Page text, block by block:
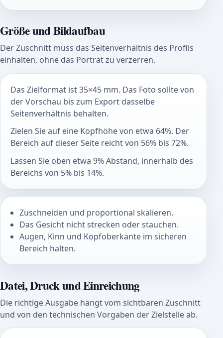
Größe und Bildaufbau
Der Zuschnitt muss das Seitenverhältnis des Profils
einhalten, ohne das Porträt zu verzerren.
Das Zielformat ist 35×45 mm. Das Foto sollte von
der Vorschau bis zum Export dasselbe
Seitenverhältnis behalten.
Zielen Sie auf eine Kopfhöhe von etwa 64%. Der
Bereich auf dieser Seite reicht von 56% bis 72%.
Lassen Sie oben etwa 9% Abstand, innerhalb des
Bereichs von 5% bis 14%.
Zuschneiden und proportional skalieren.
Das Gesicht nicht strecken oder stauchen.
Augen, Kinn und Kopfoberkante im sicheren
Bereich halten.
Datei, Druck und Einreichung
Die richtige Ausgabe hängt vom sichtbaren Zuschnitt
und von den technischen Vorgaben der Zielstelle ab.